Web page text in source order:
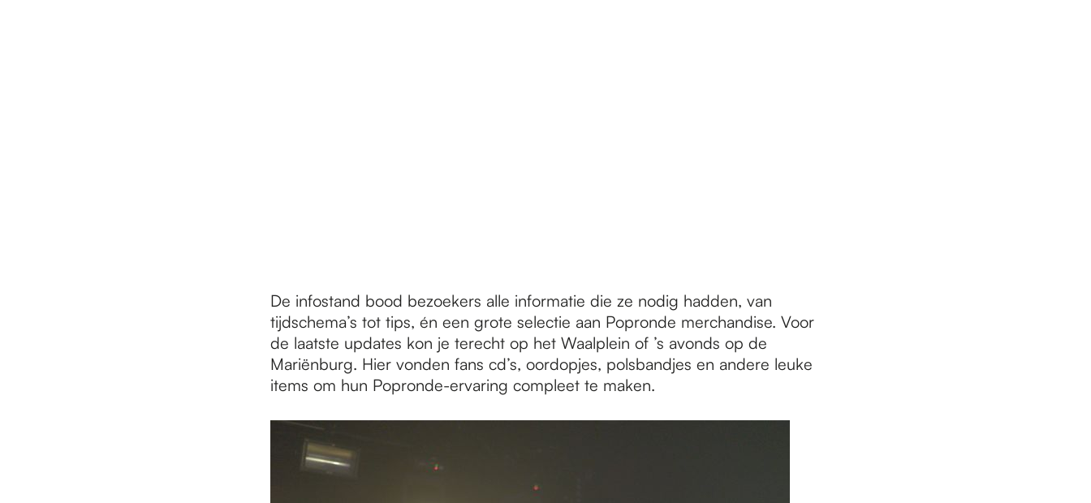
De infostand bood bezoekers alle informatie die ze nodig hadden, van
tijdschema’s tot tips, én een grote selectie aan Popronde merchandise. Voor
de laatste updates kon je terecht op het Waalplein of ’s avonds op de
Mariënburg. Hier vonden fans cd’s, oordopjes, polsbandjes en andere leuke
items om hun Popronde-ervaring compleet te maken.